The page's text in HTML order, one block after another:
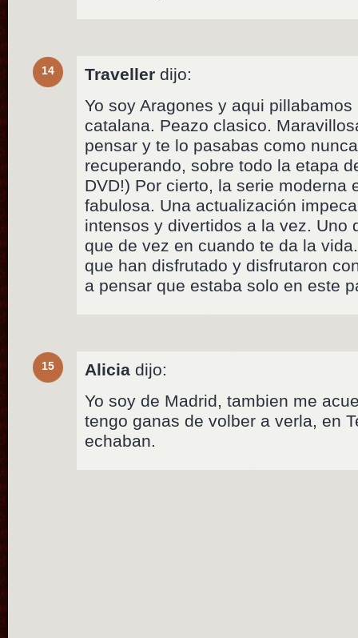
14 Traveller dijo:
Yo soy Aragones y aqui
catalana. Peazo clasico.
pensar y te lo pasabas como
recuperando, sobre todo la etapa
DVD!) Por cierto, la serie moderna
fabulosa. Una actualización
intensos y divertidos a la vez. Uno
que de vez en cuando te da la
que han disfrutado y disfrutaron
a pensar que estaba solo en este
15 Alicia dijo:
Yo soy de Madrid, tambien me
tengo ganas de volber a verla, en
echaban.